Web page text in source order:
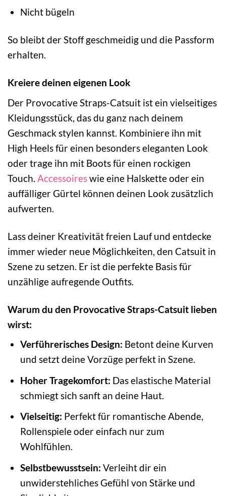
Nicht bügeln
So bleibt der Stoff geschmeidig und die Passform
erhalten.
Kreiere deinen eigenen Look
Der Provocative Straps-Catsuit ist ein vielseitiges
Kleidungsstück, das du ganz nach deinem
Geschmack stylen kannst. Kombiniere ihn mit
High Heels für einen besonders eleganten Look
oder trage ihn mit Boots für einen rockigen
Touch. Accessoireswie eine Halskette oder ein
auffälliger Gürtel können deinen Look zusätzlich
aufwerten.
Lass deiner Kreativität freien Lauf und entdecke
immer wieder neue Möglichkeiten, den Catsuit in
Szene zu setzen. Er ist die perfekte Basis für
unzählige aufregende Outfits.
Warum du den Provocative Straps-Catsuit lieben
wirst:
Verführerisches Design: Betont deine Kurven
und setzt deine Vorzüge perfekt in Szene.
Hoher Tragekomfort: Das elastische Material
schmiegt sich sanft an deine Haut.
Vielseitig: Perfekt für romantische Abende,
Rollenspiele oder einfach nur zum
Wohlfühlen.
Selbstbewusstsein: Verleiht dir ein
unwiderstehliches Gefühl von Stärke und